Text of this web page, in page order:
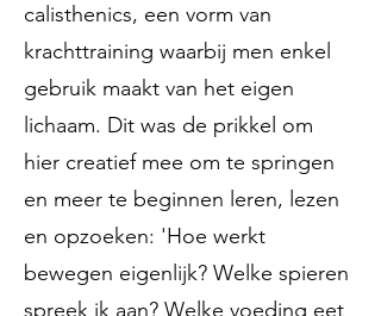
calisthenics, een vorm van
krachttraining waarbij men enkel
gebruik maakt van het eigen
lichaam. Dit was de prikkel om
hier creatief mee om te springen
en meer te beginnen leren, lezen
en opzoeken: 'Hoe werkt
bewegen eigenlijk? Welke spieren
spreek ik aan? Welke voeding eet